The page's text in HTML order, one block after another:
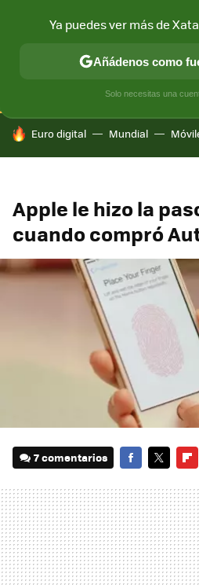
CONECTIVIDAD MÓVIL Y
HOY SE HABLA DE
Euro digital Mundial
Apple le hizo la
cuando compró
7 comentarios
Ya puedes ver más de
Añádenos como
Solo necesitas una